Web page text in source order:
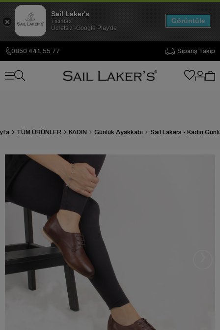
0850 441 55 77 Sipariş Takip
TÜM ÜRÜNLER KADIN Günlük Ayakkabı
Sail Laker's
Ticimax
Ücretsiz -Google Play'de
Görüntüle